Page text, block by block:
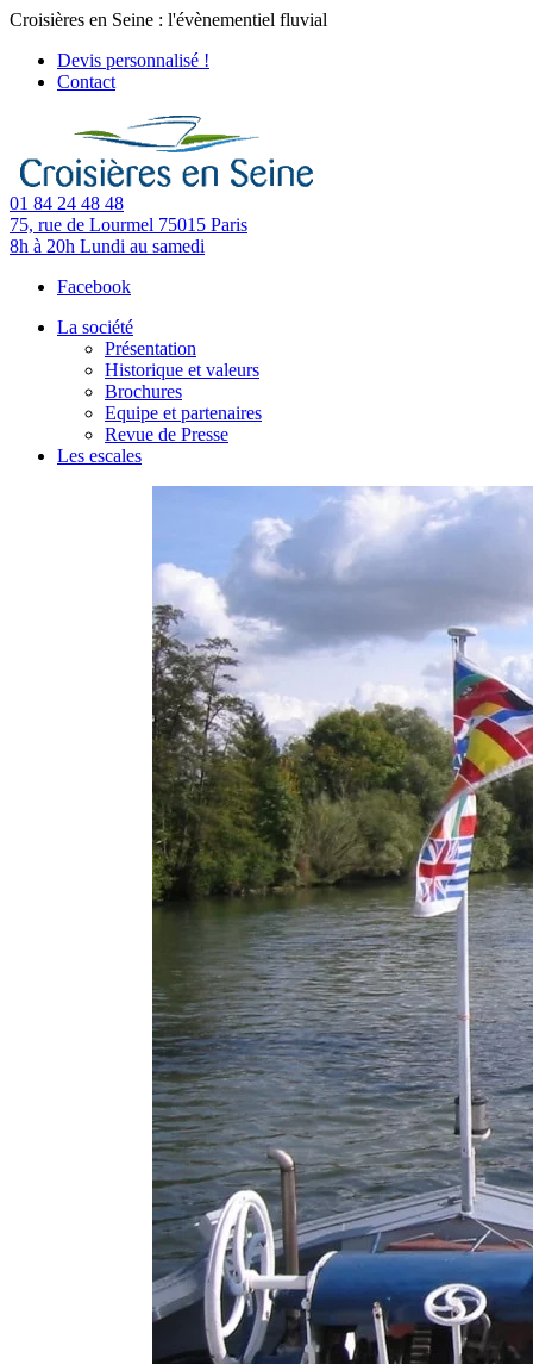
Croisières en Seine : l'évènementiel fluvial
Devis personnalisé !
Contact
01 84 24 48 48
75, rue de Lourmel 75015 Paris
8h à 20h Lundi au samedi
Facebook
La société
Présentation
Historique et valeurs
Brochures
Equipe et partenaires
Revue de Presse
Les escales